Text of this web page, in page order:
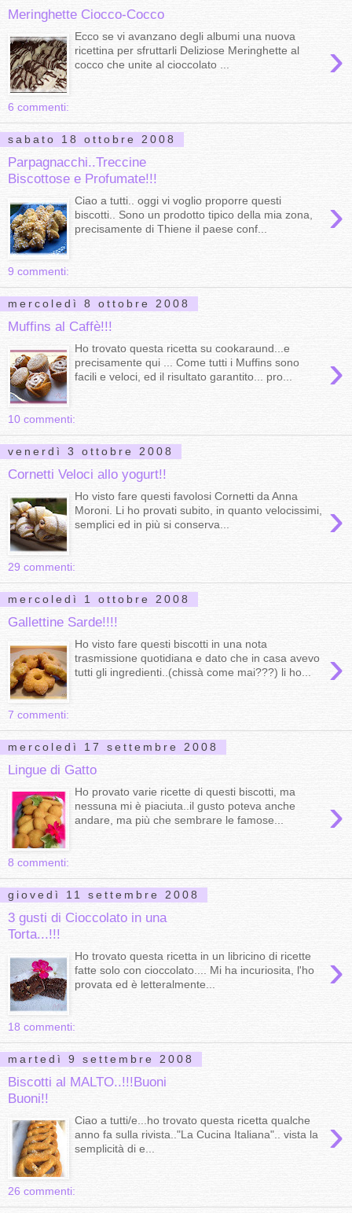
Meringhette Ciocco-Cocco
›
Ecco se vi avanzano degli albumi una nuova
ricettina per sfruttarli Deliziose Meringhette al
cocco che unite al cioccolato ...
6 commenti:
sabato 18 ottobre 2008
Parpagnacchi..Treccine
Biscottose e Profumate!!!
›
Ciao a tutti.. oggi vi voglio proporre questi
biscotti.. Sono un prodotto tipico della mia zona,
precisamente di Thiene il paese conf...
9 commenti:
mercoledì 8 ottobre 2008
Muffins al Caffè!!!
›
Ho trovato questa ricetta su cookaraund...e
precisamente qui ... Come tutti i Muffins sono
facili e veloci, ed il risultato garantito... pro...
10 commenti:
venerdì 3 ottobre 2008
Cornetti Veloci allo yogurt!!
›
Ho visto fare questi favolosi Cornetti da Anna
Moroni. Li ho provati subito, in quanto velocissimi,
semplici ed in più si conserva...
29 commenti:
mercoledì 1 ottobre 2008
Gallettine Sarde!!!!
›
Ho visto fare questi biscotti in una nota
trasmissione quotidiana e dato che in casa avevo
tutti gli ingredienti..(chissà come mai???) li ho...
7 commenti:
mercoledì 17 settembre 2008
Lingue di Gatto
›
Ho provato varie ricette di questi biscotti, ma
nessuna mi è piaciuta..il gusto poteva anche
andare, ma più che sembrare le famose...
8 commenti:
giovedì 11 settembre 2008
3 gusti di Cioccolato in una
Torta...!!!
›
Ho trovato questa ricetta in un libricino di ricette
fatte solo con cioccolato.... Mi ha incuriosita, l'ho
provata ed è letteralmente...
18 commenti:
martedì 9 settembre 2008
Biscotti al MALTO..!!!Buoni
Buoni!!
›
Ciao a tutti/e...ho trovato questa ricetta qualche
anno fa sulla rivista.."La Cucina Italiana".. vista la
semplicità di e...
26 commenti: